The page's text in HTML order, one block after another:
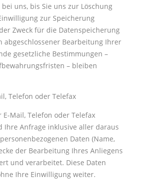
uns, bis Sie uns zur Löschung
zur Speicherung
Zweck für die Datenspeicherung
abgeschlossener Bearbeitung Ihrer
gesetzliche Bestimmungen –
– bleiben
Telefon oder Telefax
E-Mail, Telefon oder Telefax
Ihre Anfrage inklusive aller daraus
Daten (Name,
der Bearbeitung Ihres Anliegens
und verarbeitet. Diese Daten
Ihre Einwilligung weiter.